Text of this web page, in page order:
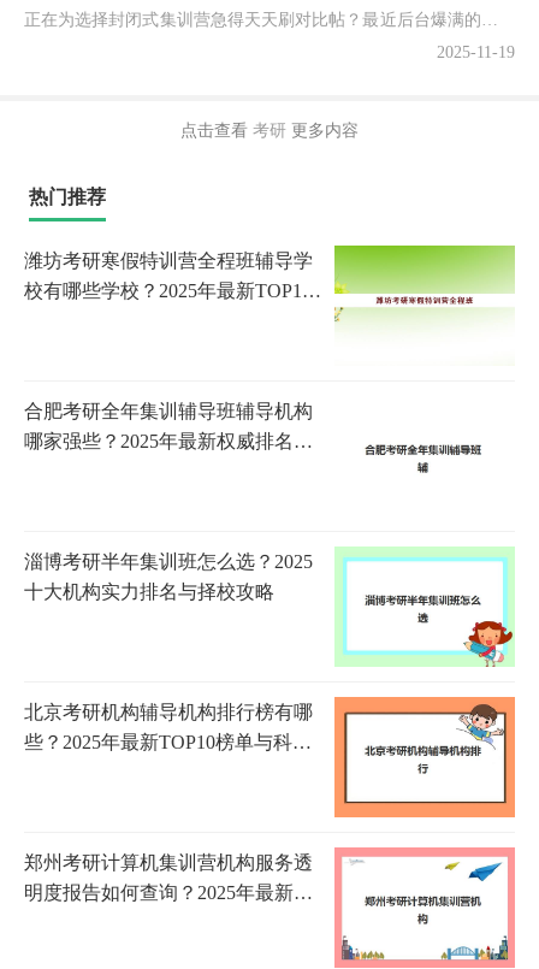
正在为选择封闭式集训营急得天天刷对比帖？最近后台爆满的咨询
都是关于嘉兴考研全年辅导课程封闭式集训营有哪些机构...2025-11-19
点击查看 考研 更多内容
热门推荐
潍坊考研寒假特训营全程班辅导学
校有哪些学校？2025年最新TOP10
合肥考研全年集训辅导班辅导机构
哪家强些？2025年最新权威排名、
淄博考研半年集训班怎么选？2025
十大机构实力排名与择校攻略
北京考研机构辅导机构排行榜有哪
些？2025年最新TOP10榜单与科学
郑州考研计算机集训营机构服务透
明度报告如何查询？2025年最新排